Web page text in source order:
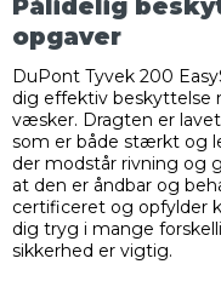
Pålidelig
opgaver
DuPont Tyvek 200
dig effektiv beskyttelse
væsker. Dragten er
som er både stærkt og
der modstår rivning og
at den er åndbar og
certificeret og opfylder
dig tryg i mange
sikkerhed er vigtig.